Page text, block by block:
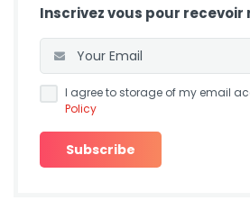
Inscrivez vous pour recevoir
I agree to storage of my email
Policy